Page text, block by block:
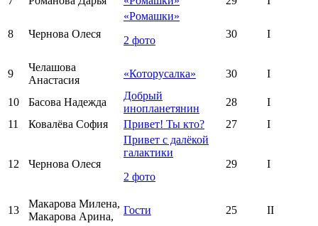
8 Чернова Олеся
«Ромашки»
2 фото
30 I
9
Челашова
Анастасия
«Которусалка» 30 I
10 Басова Надежда
Добрый
инопланетянин
28
I
11
Ковалёва София Привет! Ты кто? 27 I
12 Чернова Олеся
Привет с далёкой
галактики
2 фото
29 I
13
Макарова Милена,
Макарова Арина,
Гости 25
II